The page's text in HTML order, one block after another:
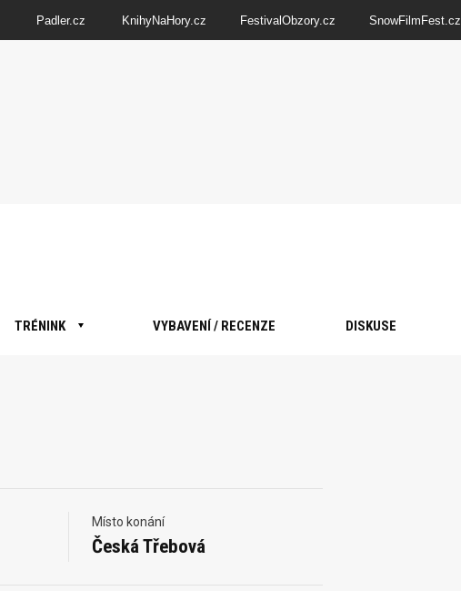
Padler.cz KnihyNaHory.cz FestivalObzory.cz SnowFilmFest.cz
TRÉNINK VYBAVENÍ / RECENZE DISKUSE
Místo konání
Česká Třebová